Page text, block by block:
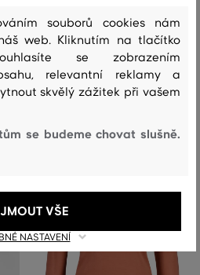
Kč
Kč +2
4 799 Kč
3 359 Kč
XS, S, M
souborů cookies nám
web. Kliknutím na tlačítko
se zobrazením
relevantní reklamy a
skvělý zážitek při vašem
se budeme chovat slušně.
NASTAVENÍ
VŠE